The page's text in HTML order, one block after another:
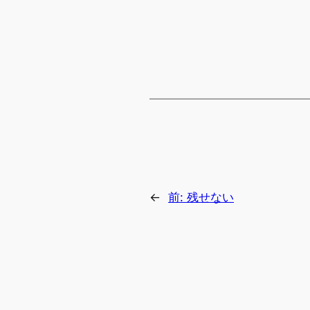
← 前: 残せない